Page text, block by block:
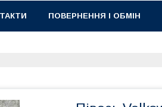
ПОВЕРНЕННЯ І ОБМІН